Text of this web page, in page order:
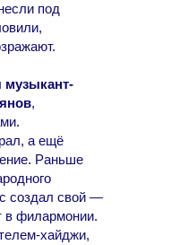
под
музыкант-
,
а ещё
Раньше
создал свой —
в филармонии.
хайджи,